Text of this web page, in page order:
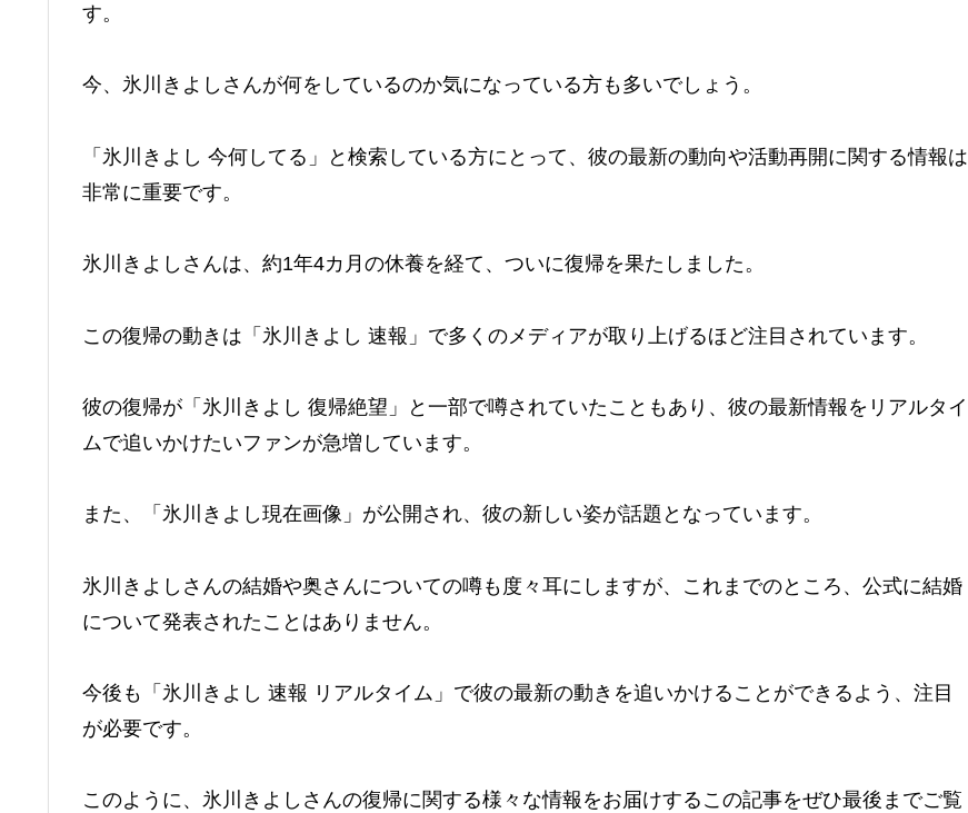
す。
今、氷川きよしさんが何をしているのか気になっている方も多いでしょう。
「氷川きよし 今何してる」と検索している方にとって、彼の最新の動向や活動再開に関する情報は
非常に重要です。
氷川きよしさんは、約1年4カ月の休養を経て、ついに復帰を果たしました。
この復帰の動きは「氷川きよし 速報」で多くのメディアが取り上げるほど注目されています。
彼の復帰が「氷川きよし 復帰絶望」と一部で噂されていたこともあり、彼の最新情報をリアルタイ
ムで追いかけたいファンが急増しています。
また、「氷川きよし現在画像」が公開され、彼の新しい姿が話題となっています。
氷川きよしさんの結婚や奥さんについての噂も度々耳にしますが、これまでのところ、公式に結婚
について発表されたことはありません。
今後も「氷川きよし 速報 リアルタイム」で彼の最新の動きを追いかけることができるよう、注目
が必要です。
このように、氷川きよしさんの復帰に関する様々な情報をお届けするこの記事をぜひ最後までご覧